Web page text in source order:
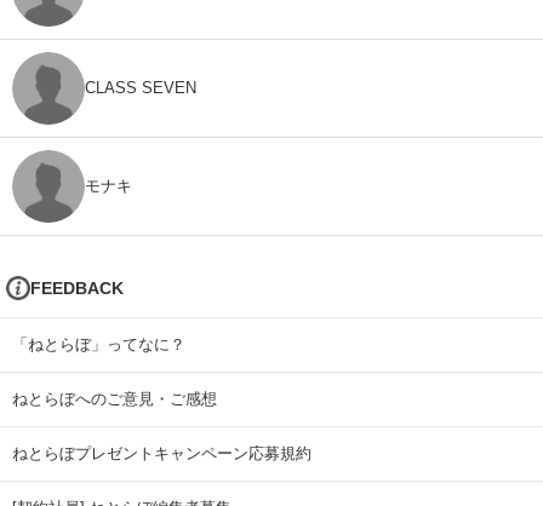
CLASS SEVEN
モナキ
FEEDBACK
「ねとらぼ」ってなに？
ねとらぼへのご意見・ご感想
ねとらぼプレゼントキャンペーン応募規約